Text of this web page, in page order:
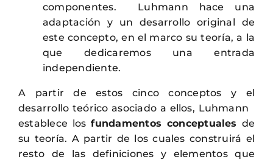
componentes. Luhmann hace una
adaptación y un desarrollo original de
este concepto, en el marco su teoría, a la
que dedicaremos una entrada
independiente.
A partir de estos cinco conceptos y el
desarrollo teórico asociado a ellos, Luhmann
establece losfundamentos conceptuales de
su teoría. A partir de los cuales construirá el
resto de las definiciones y elementos que